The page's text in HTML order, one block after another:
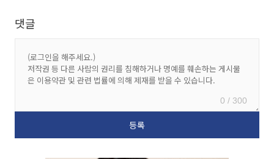
댓글
0 / 300